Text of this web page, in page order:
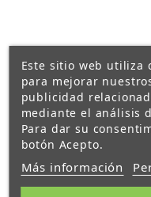
Este sitio web utiliza
para mejorar
publicidad
mediante el análisis
Para dar su
botón Acepto.
Más información